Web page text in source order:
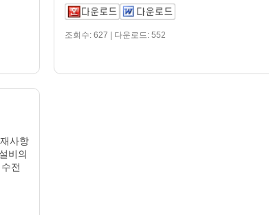
조회수: 627 | 다운로드: 552
사항
비의
전